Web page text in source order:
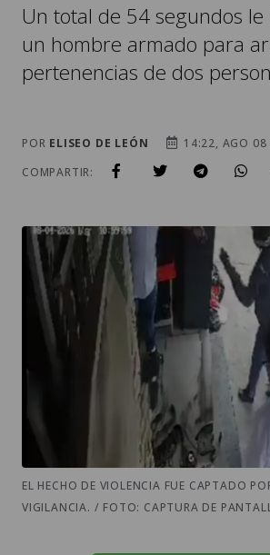
Un total de 54 segundos
un hombre armado para
pertenencias de dos
POR ELISEO DE LEÓN
14:22, AGO
COMPARTIR:
EL HECHO DE VIOLENCIA FUE CAPTADO
VIGILANCIA. / FOTO: CAPTURA DE